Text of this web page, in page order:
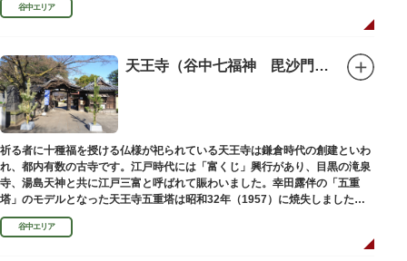
す。谷中エリア
天王寺（谷中七福神 毘沙門天）
祈る者に十種福を授ける仏様が祀られている天王寺は鎌倉時代の創建といわ
れ、都内有数の古寺です。江戸時代には「富くじ」興行があり、目黒の滝泉
寺、湯島天神と共に江戸三富と呼ばれて賑わいました。幸田露伴の「五重
塔」のモデルとなった天王寺五重塔は昭和32年（1957）に焼失しました
が、その跡地は今も谷中霊園に残っています。
谷中エリア